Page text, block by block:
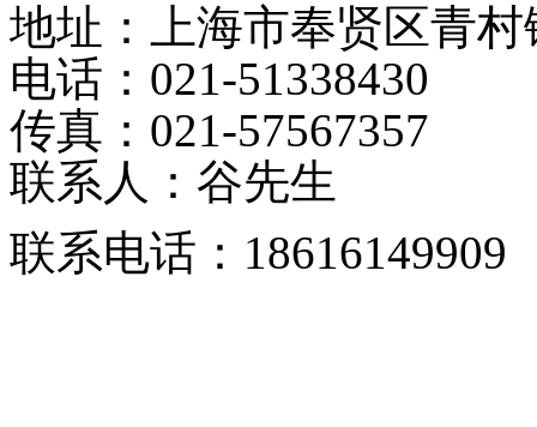
地址：上海市奉贤区青村
电话：021-51338430
传真：021-57567357
联系人：谷先生
联系电话：18616149909